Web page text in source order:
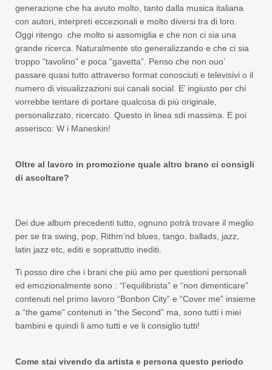
generazione che ha avuto molto, tanto dalla musica italiana
con autori, interpreti eccezionali e molto diversi tra di loro.
Oggi ritengo che molto si assomiglia e che non ci sia una
grande ricerca. Naturalmente sto generalizzando e che ci sia
troppo “tavolino” e poca “gavetta”. Penso che non ouo’
passare quasi tutto attraverso format conosciuti e televisivi o il
numero di visualizzazioni sui canali social. E’ ingiusto per chi
vorrebbe tentare di portare qualcosa di più originale,
personalizzato, ricercato. Questo in linea sdi massima. E poi
asserisco: W i Maneskin!
Oltre al lavoro in promozione quale altro brano ci consigli
di ascoltare?
Dei due album precedenti tutto, ognuno potrà trovare il meglio
per se tra swing, pop, Rithm’nd blues, tango, ballads, jazz,
latin jazz etc, editi e soprattutto inediti.
Ti posso dire che i brani che più amo per questioni personali
ed emozionalmente sono : “l’equilibrista” e “non dimenticare”
contenuti nel primo lavoro “Bonbon City” e “Cover me” insieme
a “the game” contenuti in “the Second” ma, sono tutti i miei
bambini e quindi li amo tutti e ve li consiglio tutti!
Come stai vivendo da artista e persona questo periodo